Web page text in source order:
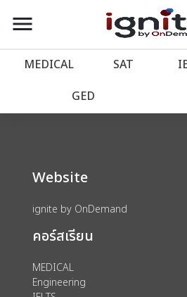
account_balance หน้าแรก
เว็บไซต์อิกไนท์
import_contacts วางแผนการเรียน
account_circle เข้าสู่ระบบ
assignment ลงทะเบียน
menu
MEDICAL SAT
GED
We could not find
Website
ignite by OnDemand
คอร์สเรียน
MEDICAL
Engineering